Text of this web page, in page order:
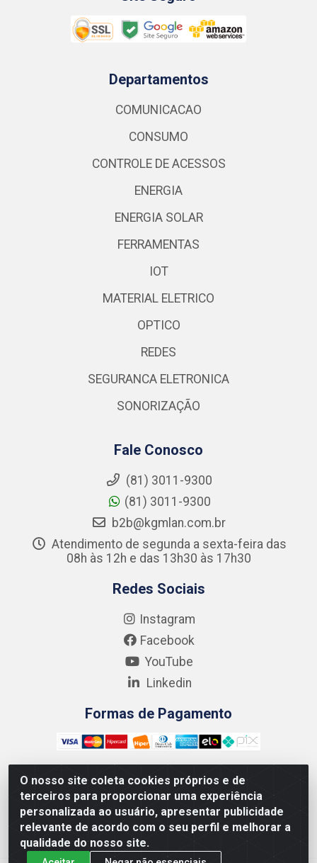
O nosso site coleta cookies próprios e de
terceiros para proporcionar uma experiência
personalizada ao usuário, apresentar publicidade
relevante de acordo com o seu perfil e melhorar a
qualidade do nosso site.
Departamentos
COMUNICACAO
CONSUMO
CONTROLE DE ACESSOS
ENERGIA
ENERGIA SOLAR
FERRAMENTAS
IOT
MATERIAL ELETRICO
OPTICO
REDES
SEGURANCA ELETRONICA
SONORIZAÇÃO
Fale Conosco
(81) 3011-9300
(81) 3011-9300
b2b@kgmlan.com.br
Atendimento de segunda a sexta-feira das
08h às 12h e das 13h30 às 17h30
Redes Sociais
Instagram
Facebook
YouTube
Linkedin
Formas de Pagamento
Kgmlan Distribuidora LTDA - CNPJ 18.217.682/0001-54 -
Rua Pedro de Barros Cavalcante, 58 - Bultrins, Olinda/PE
- CEP 53320-110